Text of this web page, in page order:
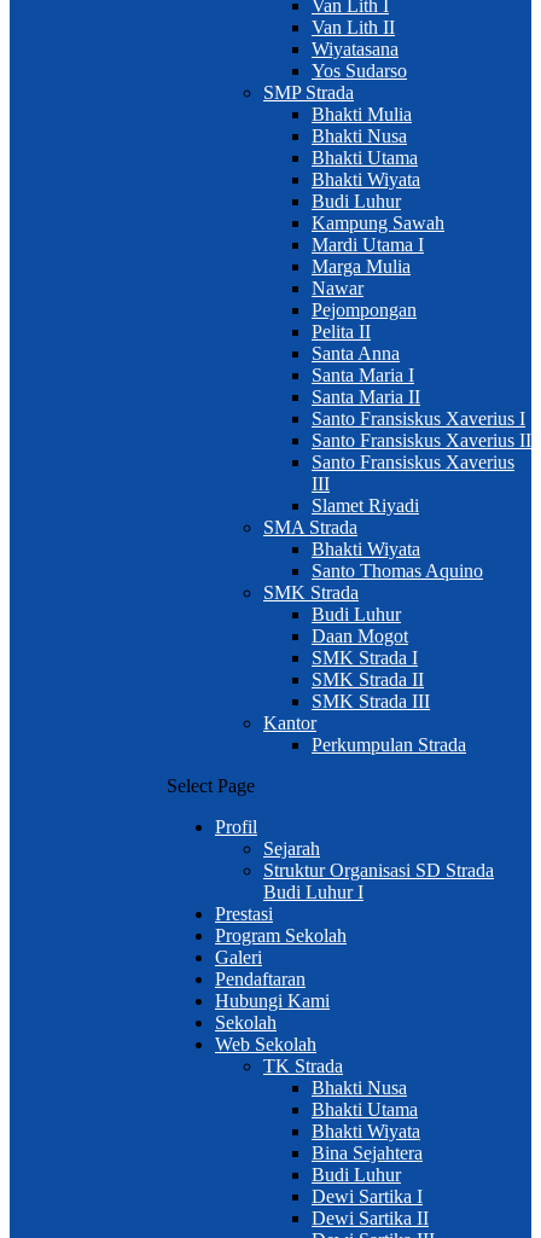
Van Lith I
Van Lith II
Wiyatasana
Yos Sudarso
SMP Strada
Bhakti Mulia
Bhakti Nusa
Bhakti Utama
Bhakti Wiyata
Budi Luhur
Kampung Sawah
Mardi Utama I
Marga Mulia
Nawar
Pejompongan
Pelita II
Santa Anna
Santa Maria I
Santa Maria II
Santo Fransiskus Xaverius I
Santo Fransiskus Xaverius II
Santo Fransiskus Xaverius
III
Slamet Riyadi
SMA Strada
Bhakti Wiyata
Santo Thomas Aquino
SMK Strada
Budi Luhur
Daan Mogot
SMK Strada I
SMK Strada II
SMK Strada III
Kantor
Perkumpulan Strada
Select Page
Profil
Sejarah
Struktur Organisasi SD Strada
Budi Luhur I
Prestasi
Program Sekolah
Galeri
Pendaftaran
Hubungi Kami
Sekolah
Web Sekolah
TK Strada
Bhakti Nusa
Bhakti Utama
Bhakti Wiyata
Bina Sejahtera
Budi Luhur
Dewi Sartika I
Dewi Sartika II